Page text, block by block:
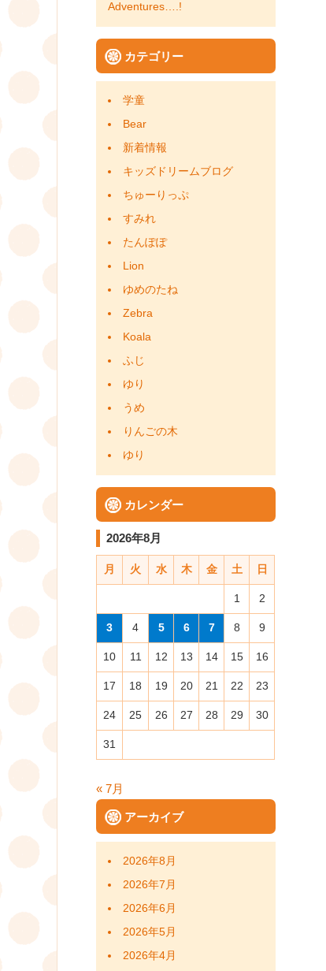
Adventures….!
カテゴリー
学童
Bear
新着情報
キッズドリームブログ
ちゅーりっぷ
すみれ
たんぽぽ
Lion
ゆめのたね
Zebra
Koala
ふじ
ゆり
うめ
りんごの木
ゆり
カレンダー
2026年8月
月 火 水 木 金 土 日
1 2
3 4 5 6 7 8 9
10 11 12 13 14 15 16
17 18 19 20 21 22 23
24 25 26 27 28 29 30
31
« 7月
アーカイブ
2026年8月
2026年7月
2026年6月
2026年5月
2026年4月